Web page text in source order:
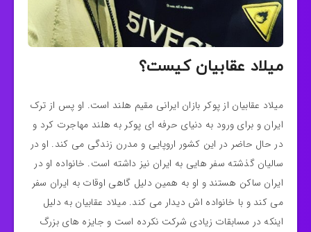
میلاد عقابیان کیست؟
میلاد عقابیان از پوکر بازان ایرانی مقیم هلند است. او پس از ترک
ایران و برای ورود به دنیای حرفه ای پوکر به هلند مهاجرت کرد و
در حال حاضر در این کشور اروپایی و مدرن زندگی می کند. او در
سالیان گذشته سفر هایی به ایران نیز داشته است. خانواده او در
ایران ساکن هستند و او به همین دلیل گاهی اوقات به ایران سفر
می‌ کند و با خانواده اش دیدار می کند. میلاد عقابیان به دلیل
اینکه در مسابقات زیادی شرکت نکرده است و جایزه های بزرگ